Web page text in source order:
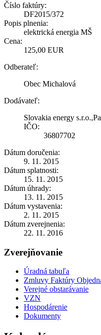
Číslo faktúry:
DF2015/372
Popis plnenia:
elektrická energia MŠ
Cena:
125,00 EUR
Odberateľ:
Obec Michalová
Dodávateľ:
Slovakia energy
IČO:
36807702
Dátum doručenia:
9. 11. 2015
Dátum splatnosti:
15. 11. 2015
Dátum úhrady:
13. 11. 2015
Dátum vystavenia:
2. 11. 2015
Dátum zverejnenia:
22. 11. 2016
Zverejňovanie
Úradná tabuľa
Zmluvy Faktúry
Verejné obstarávanie
VZN
Hospodárenie
Dokumenty